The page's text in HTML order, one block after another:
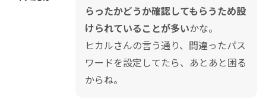
らったかどうか確認してもらうため設
けられていることが多いかな。
ヒカルさんの言う通り、間違ったパス
ワードを設定してたら、あとあと困る
からね。